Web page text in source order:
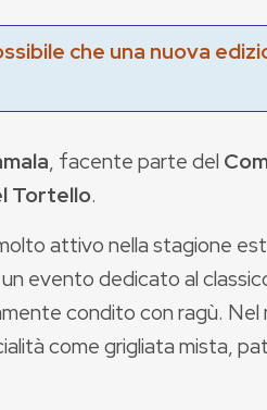
che una nuova
, facente parte del
Tortello.
attivo nella stagione
evento dedicato al
condito con ragù. Nel
come grigliata mista,